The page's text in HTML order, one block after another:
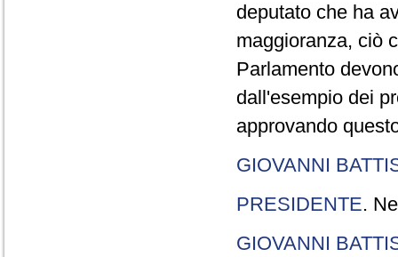
deputato che ha
maggioranza, ciò
Parlamento
dall'esempio dei
approvando
GIOVANNI
PRESIDENTE.
GIOVANNI